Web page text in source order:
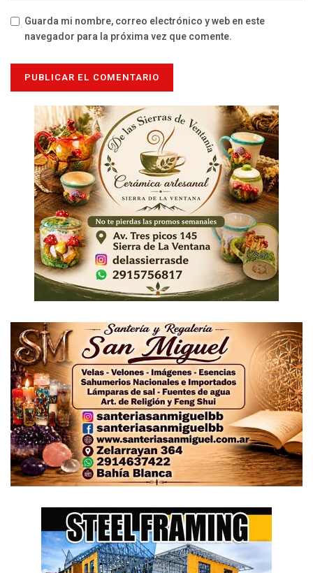
Guarda mi nombre, correo electrónico y web en este
navegador para la próxima vez que comente.